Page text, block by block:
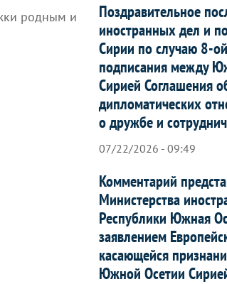
родным и
Поздравительное
иностранных дел и
Сирии по случаю 8-
подписания между
Сирией Соглашения
дипломатических
о дружбе и
07/22/2026 - 09:49
Комментарий
Министерства
Республики Южная
заявлением
касающейся
Южной Осетии